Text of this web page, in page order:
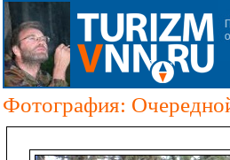
Фотография: